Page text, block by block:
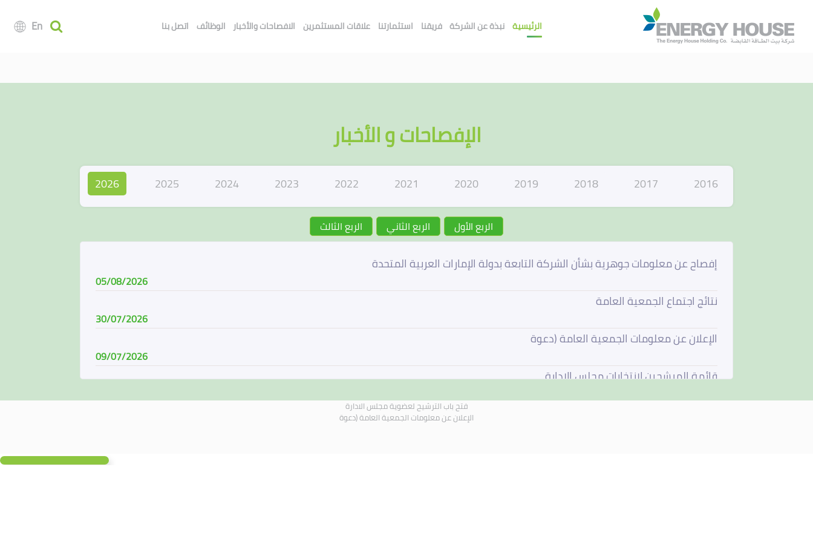
En الرئيسية نبذة عن الشركة فريقنا استثمارتنا علاقات المستثمرين الافصاحات والأخبار الوظائف اتصل بنا
الإفصاحات و الأخبار
2016
2017
2018
2019
2020
2021
2022
2023
2024
2025
2026
الربع الأول الربع الثاني الربع الثالث
إفصاح عن معلومات جوهرية بشأن الشركة التابعة بدولة الإمارات العربية المتحدة
05/08/2026
نتائج اجتماع الجمعية العامة
30/07/2026
الإعلان عن معلومات الجمعية العامة (دعوة
09/07/2026
قائمة المرشحين لإنتخابات مجلس الإدارة
04/06/2026
فتح باب الترشيح لعضوية مجلس الادارة
الإعلان عن معلومات الجمعية العامة (دعوة